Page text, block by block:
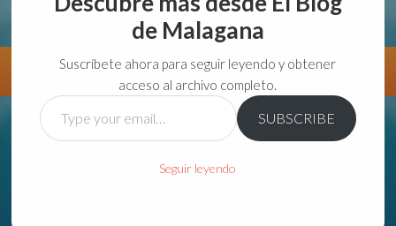
aunque lo haga de malas lo hago....
Información Directorio VivirGuadalajara
de Malagana
Suscríbete ahora para seguir leyendo y obtener
acceso al archivo completo.
Type
your
SUBSCRIBE
Seguir leyendo